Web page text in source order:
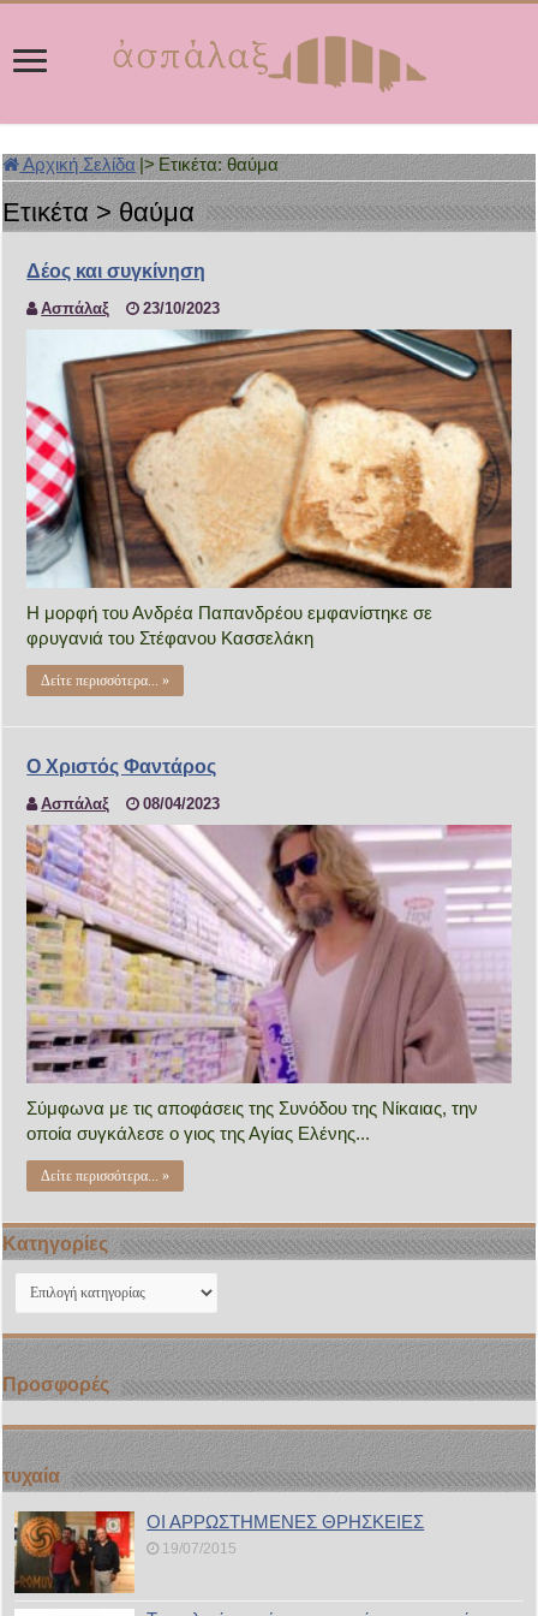
Αρχική Σελίδα |> Ετικέτα:θαύμα
Ετικέτα >θαύμα
Δέος και συγκίνηση
Ασπάλαξ 23/10/2023
Η μορφή του Ανδρέα Παπανδρέου εμφανίστηκε σε
φρυγανιά του Στέφανου Κασσελάκη
Δείτε περισσότερα... »
Ο Χριστός Φαντάρος
Ασπάλαξ 08/04/2023
Σύμφωνα με τις αποφάσεις της Συνόδου της Νίκαιας, την
οποία συγκάλεσε ο γιος της Αγίας Ελένης...
Δείτε περισσότερα... »
Kατηγορίες
Kατηγορίες
Προσφορές
τυχαία
ΟΙ ΑΡΡΩΣΤΗΜΕΝΕΣ ΘΡΗΣΚΕΙΕΣ
19/07/2015